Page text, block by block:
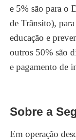
e 5% são para o
de Trânsito),
educação e
outros 50% são
e pagamento de
Sobre a
Em operação